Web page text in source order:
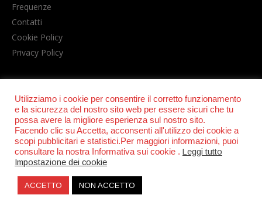
© POWER RADIO srl | C.F. e P.IVA 06157210631
Frequenze
Contatti
Cookie Policy
Privacy Policy
Utilizziamo i cookie per consentire il corretto funzionamento
e la sicurezza del nostro sito web per essere sicuri che tu
possa avere la migliore esperienza sul nostro sito.
Facendo clic su Accetta, acconsenti all'utilizzo dei cookie a
scopi pubblicitari e statistici.Per maggiori informazioni, puoi
consultare la nostra Informativa sui cookie . Leggi tutto
Impostazione dei cookie
ACCETTO NON ACCETTO